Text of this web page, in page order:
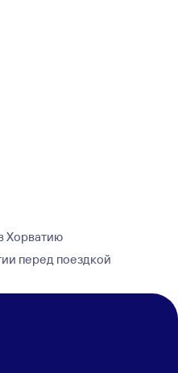
Хорватию
перед поездкой